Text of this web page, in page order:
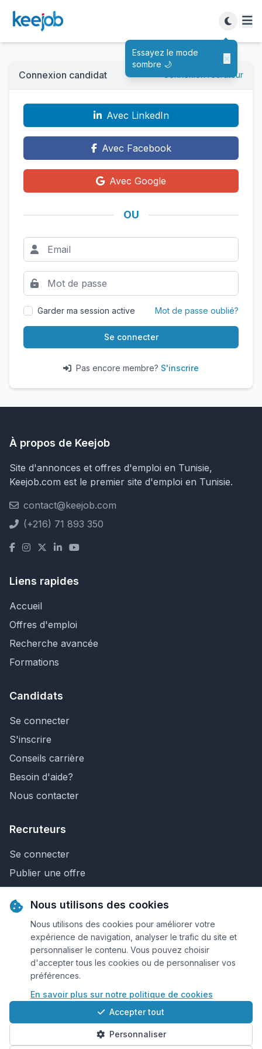
Essayez le mode
sombre 🌙
×
Connexion candidat Connexion recruteur
Avec LinkedIn
Avec Facebook
Avec Google
OU
Garder ma session active Mot de passe oublié?
Se connecter
Pas encore membre? S'inscrire
À propos de Keejob
Site d'annonces et offres d'emploi en Tunisie,
Keejob.com est le premier site d'emploi en Tunisie.
contact@keejob.com
(+216) 71 893 350
Liens rapides
Accueil
Offres d'emploi
Recherche avancée
Formations
Candidats
Se connecter
S'inscrire
Conseils carrière
Besoin d'aide?
Nous contacter
Recruteurs
Se connecter
Publier une offre
Nous contacter
© 2026 Keejob.com. Tous droits réservés.
Conditions et règlement
Cookies
Qui sommes-nous?
Nous utilisons des cookies
Nous utilisons des cookies pour améliorer votre
expérience de navigation, analyser le trafic du site et
personnaliser le contenu. Vous pouvez choisir
d'accepter tous les cookies ou de personnaliser vos
préférences.
En savoir plus sur notre politique de cookies
Accepter tout
Personnaliser